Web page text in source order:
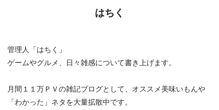
はちく
管理人「はちく」
ゲームやグルメ、日々雑感について書き上げます。
月間１１万ＰＶの雑記ブログとして、オススメ美味いもんや
「わかった」ネタを大量拡散中です。